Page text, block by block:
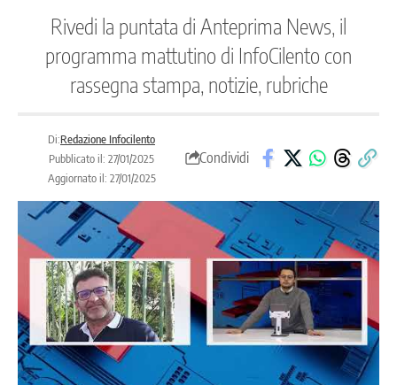
Rivedi la puntata di Anteprima News, il
programma mattutino di InfoCilento con
rassegna stampa, notizie, rubriche
Di:Redazione Infocilento
Pubblicato il: 27/01/2025
Aggiornato il: 27/01/2025
Condividi